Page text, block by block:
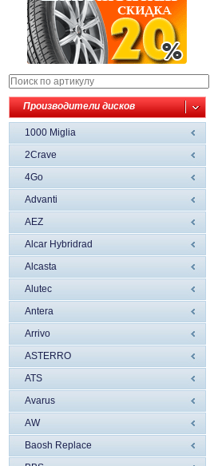
Производители дисков
1000 Miglia
2Crave
4Go
Advanti
AEZ
Alcar Hybridrad
Alcasta
Alutec
Antera
Arrivo
ASTERRO
ATS
Avarus
AW
Baosh Replace